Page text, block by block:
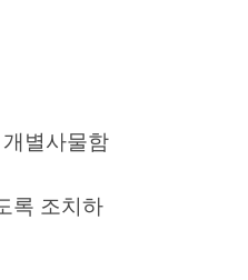
별사물함
록 조치하